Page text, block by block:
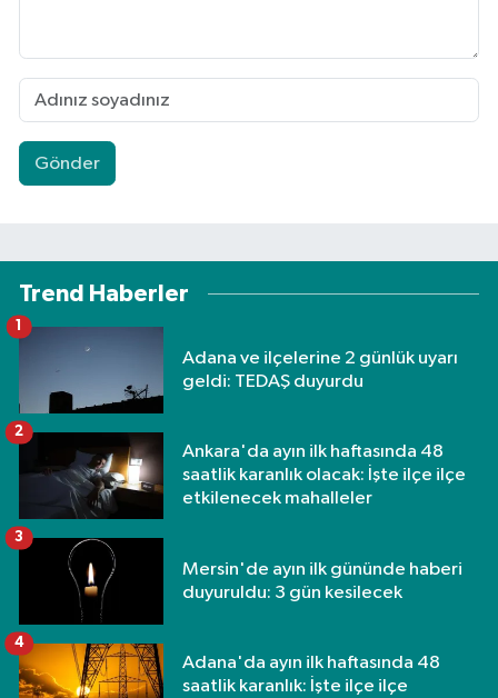
Gönder
Trend Haberler
Adana ve ilçelerine 2 günlük uyarı
geldi: TEDAŞ duyurdu
1
Ankara'da ayın ilk haftasında 48
saatlik karanlık olacak: İşte ilçe ilçe
etkilenecek mahalleler
2
Mersin'de ayın ilk gününde haberi
duyuruldu: 3 gün kesilecek
3
Adana'da ayın ilk haftasında 48
saatlik karanlık: İşte ilçe ilçe
4